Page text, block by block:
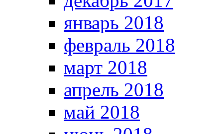
январь 2018
февраль 2018
март 2018
апрель 2018
май 2018